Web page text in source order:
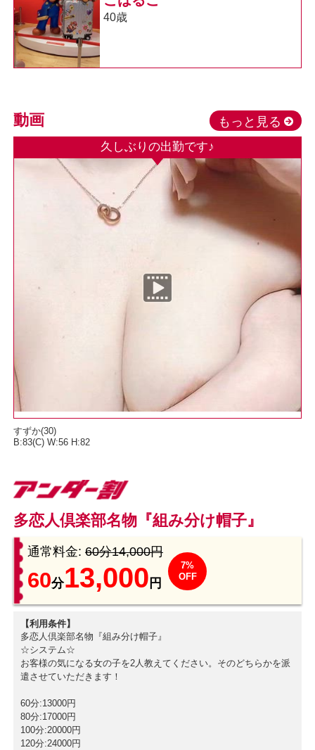
40歳
動画 もっと見る
久しぶりの出勤です♪
すずか(30)
B:83(C) W:56 H:82
多恋人倶楽部名物『組み分け帽子』
通常料金: 60分14,000円
60分13,000 円
7%
OFF
【利用条件】
多恋人倶楽部名物『組み分け帽子』
☆システム☆
お客様の気になる女の子を2人教えてください。そのどちらかを派
遣させていただきます！
60分:13000円
80分:17000円
100分:20000円
120分:24000円